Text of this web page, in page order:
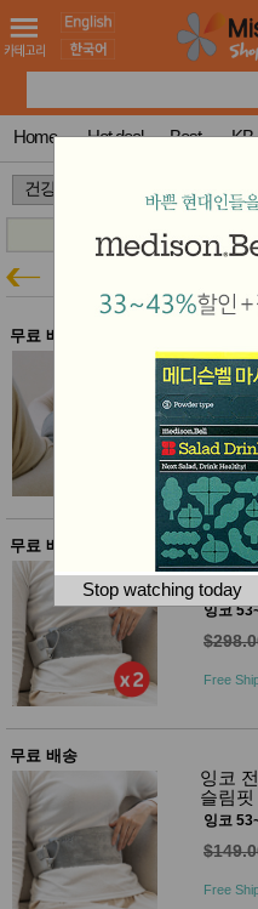
도 어린이
청소년
컬러링
북
한국학
습지
미국학
고
국 송
꽃배송
건
강
홍삼전
문브랜
건강보
조제품
기능성
건강식
품
Diet/여
성용품
뷰
티
스킨케
어
메이크
업
헤어케
어/염색
바디케
어/향수
남성화
장품
미용제
품
주방가
전
계절/생
활가전
건강가
전
MissyShop
Login
Home Hot deal Best
Stop watching today
무료 배송
잉코
포켓
잉코
Free
무료 배송
잉코
슬림핏
잉코
Free
무료 배송
잉코
슬림
잉코
Free